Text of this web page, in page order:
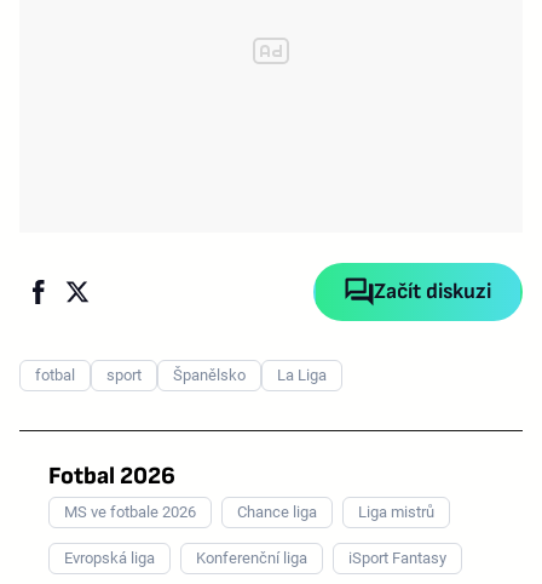
Začít diskuzi
fotbal sport Španělsko La Liga
Fotbal 2026
MS ve fotbale 2026 Chance liga Liga mistrů
Evropská liga Konferenční liga iSport Fantasy